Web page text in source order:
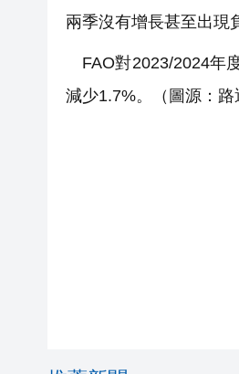
兩季沒有增長甚至出現
FAO對2023/2024年
減少1.7%。
（圖源：路